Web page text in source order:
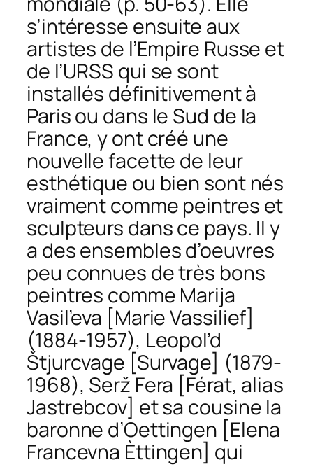
s’intéresse ensuite aux
artistes de l’Empire Russe et
de l’URSS qui se sont
installés définitivement à
Paris ou dans le Sud de la
France, y ont créé une
nouvelle facette de leur
esthétique ou bien sont nés
vraiment comme peintres et
sculpteurs dans ce pays. Il y
a des ensembles d’oeuvres
peu connues de très bons
peintres comme Marija
Vasil’eva [Marie Vassilief]
(1884-1957), Leopol’d
Štjurcvage [Survage] (1879-
1968), Serž Fera [Férat, alias
Jastrebcov] et sa cousine la
baronne d’Oettingen [Elena
Francevna Èttingen] qui